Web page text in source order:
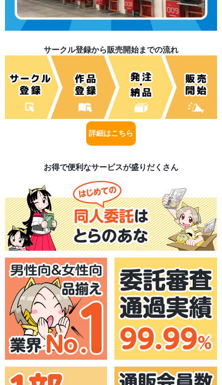
サークル登録から販売開始までの流れ
詳細はこちら
お得で便利なサービスが盛りだくさん